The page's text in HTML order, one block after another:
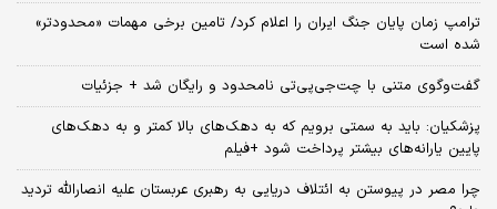
ترامپ زمان پایان جنگ ایران را اعلام کرد/ تامین برخی مهمات «محدودتر»
شده است
گفت‌وگوی متنی با چت‌جی‌پی‌تی نامحدود و رایگان شد + جزئیات
پزشکیان: باید به سمتی برویم که به دهک‌های بالا کمتر و به دهک‌های
پایین یارانه‌های بیشتر پرداخت شود +فیلم
چرا مصر در پیوستن به ائتلاف دریایی به رهبری عربستان علیه انصارالله تردید